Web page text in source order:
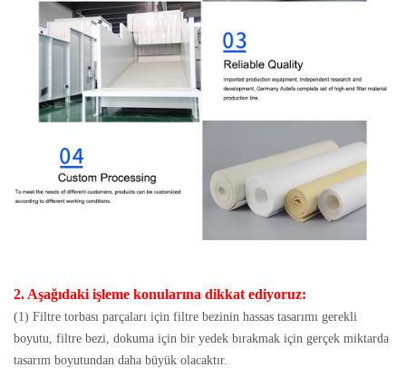
2. Aşağıdaki işleme konularına dikkat ediyoruz:
(1) Filtre torbası parçaları için filtre bezinin hassas tasarımı gerekli
boyutu, filtre bezi, dokuma için bir yedek bırakmak için gerçek miktarda
tasarım boyutundan daha büyük olacaktır.